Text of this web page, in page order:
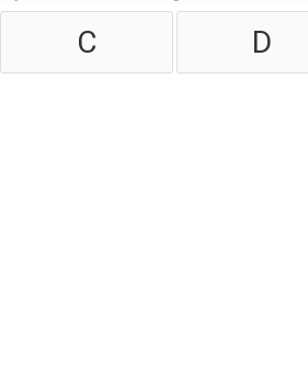
C D